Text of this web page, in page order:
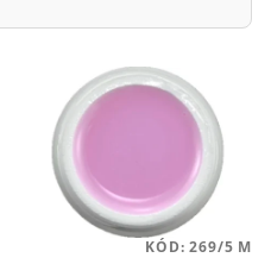
KÓD:269/5 M